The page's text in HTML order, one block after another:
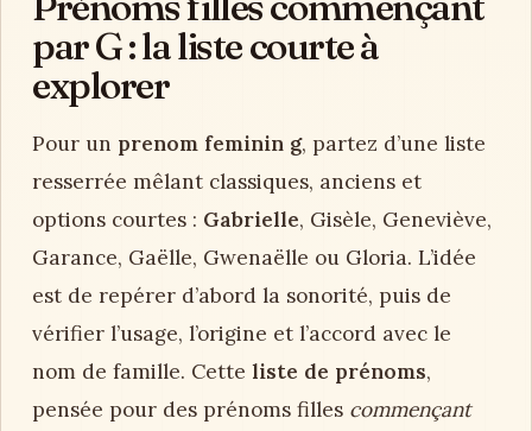
par G : la liste courte à
explorer
Pour un prenom feminin g, partez d’une liste
resserrée mêlant classiques, anciens et
options courtes : Gabrielle, Gisèle, Geneviève,
Garance, Gaëlle, Gwenaëlle ou Gloria. L’idée
est de repérer d’abord la sonorité, puis de
vérifier l’usage, l’origine et l’accord avec le
nom de famille. Cette liste de prénoms,
pensée pour des prénoms filles commençant